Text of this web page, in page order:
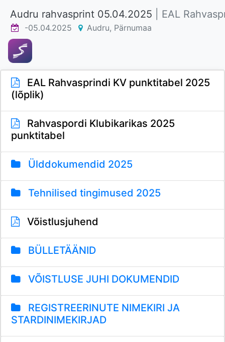
Audru rahvasprint 05.04.2025 | EAL
-05.04.2025 Audru, Pärnumaa
EAL Rahvasprindi KV punktitabel 2025
(lõplik)
Rahvaspordi Klubikarikas 2025
punktitabel
Ülddokumendid 2025
Tehnilised tingimused 2025
Võistlusjuhend
BÜLLETÄÄNID
VÕISTLUSE JUHI DOKUMENDID
REGISTREERINUTE NIMEKIRI JA
STARDINIMEKIRJAD